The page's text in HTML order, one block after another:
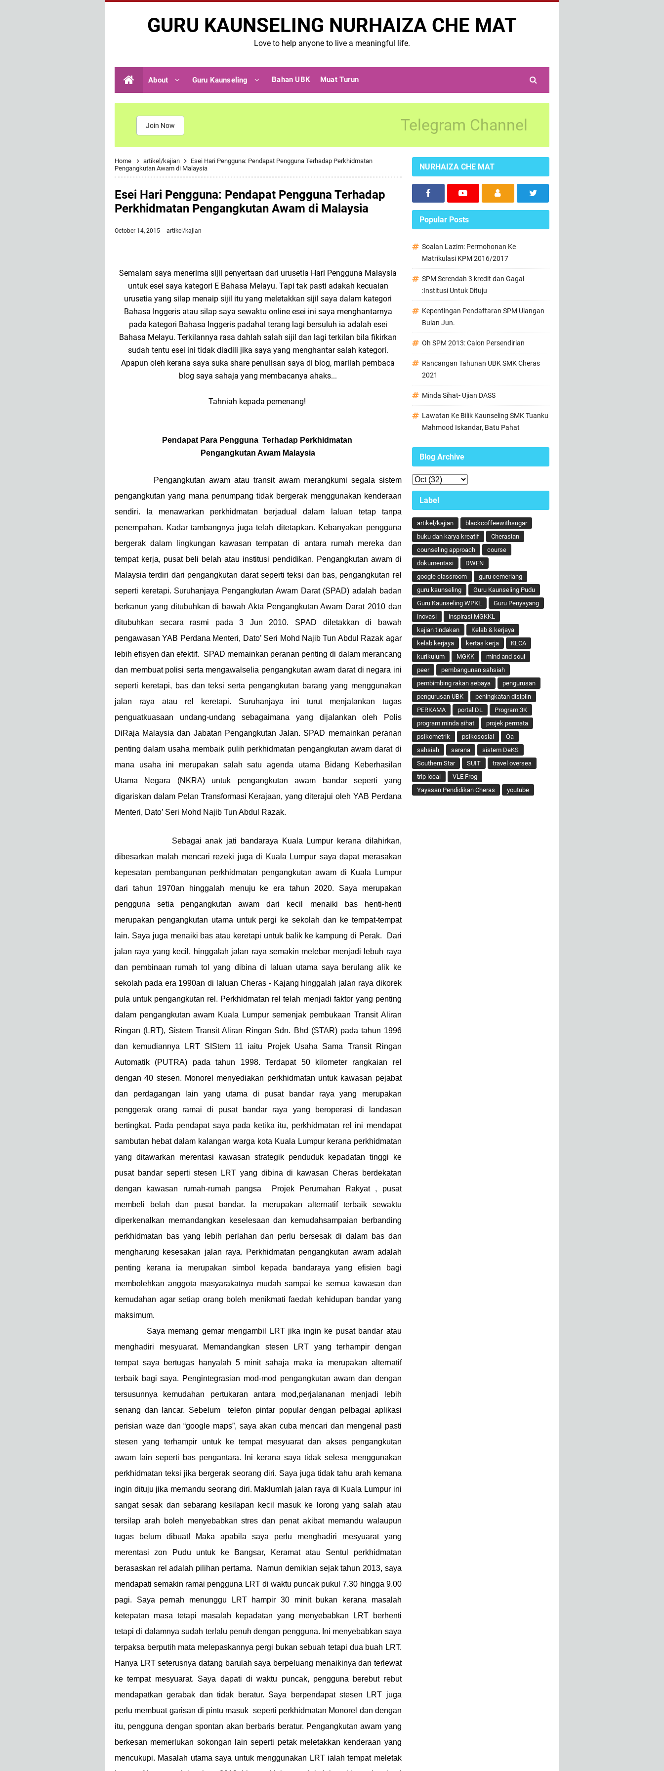
GURU KAUNSELING NURHAIZA CHE MAT
Love to help anyone to live a meaningful life.
About Guru Kaunseling Bahan UBK Muat Turun
Join Now Telegram Channel
Home artikel/kajian
Esei Hari Pengguna: Pendapat Pengguna Terhadap Perkhidmatan
Pengangkutan Awam di Malaysia
Esei Hari Pengguna: Pendapat Pengguna Terhadap
Perkhidmatan Pengangkutan Awam di Malaysia
October 14, 2015 artikel/kajian
Semalam saya menerima sijil penyertaan dari urusetia Hari Pengguna Malaysia
untuk esei saya kategori E Bahasa Melayu. Tapi tak pasti adakah kecuaian
urusetia yang silap menaip sijil itu yang meletakkan sijil saya dalam kategori
Bahasa Inggeris atau silap saya sewaktu online esei ini saya menghantarnya
pada kategori Bahasa Inggeris padahal terang lagi bersuluh ia adalah esei
Bahasa Melayu. Terkilannya rasa dahlah salah sijil dan lagi terkilan bila fikirkan
sudah tentu esei ini tidak diadili jika saya yang menghantar salah kategori.
Apapun oleh kerana saya suka share penulisan saya di blog, marilah pembaca
blog saya sahaja yang membacanya ahaks...
Tahniah kepada pemenang!
Pendapat Para Pengguna Terhadap Perkhidmatan
Pengangkutan Awam Malaysia
Pengangkutan awam atau transit awam merangkumi segala sistem
pengangkutan yang mana penumpang tidak bergerak menggunakan kenderaan
sendiri. Ia menawarkan perkhidmatan berjadual dalam laluan tetap tanpa
penempahan. Kadar tambangnya juga telah ditetapkan. Kebanyakan pengguna
bergerak dalam lingkungan kawasan tempatan di antara rumah mereka dan
tempat kerja, pusat beli belah atau institusi pendidikan. Pengangkutan awam di
Malaysia terdiri dari pengangkutan darat seperti teksi dan bas, pengangkutan rel
seperti keretapi. Suruhanjaya Pengangkutan Awam Darat (SPAD) adalah badan
berkanun yang ditubuhkan di bawah Akta Pengangkutan Awam Darat 2010 dan
ditubuhkan secara rasmi pada 3 Jun 2010. SPAD diletakkan di bawah
pengawasan YAB Perdana Menteri, Dato’ Seri Mohd Najib Tun Abdul Razak agar
lebih efisyen dan efektif. SPAD memainkan peranan penting di dalam merancang
dan membuat polisi serta mengawalselia pengangkutan awam darat di negara ini
seperti keretapi, bas dan teksi serta pengangkutan barang yang menggunakan
jalan raya atau rel keretapi. Suruhanjaya ini turut menjalankan tugas
penguatkuasaan undang-undang sebagaimana yang dijalankan oleh Polis
DiRaja Malaysia dan Jabatan Pengangkutan Jalan. SPAD memainkan peranan
penting dalam usaha membaik pulih perkhidmatan pengangkutan awam darat di
mana usaha ini merupakan salah satu agenda utama Bidang Keberhasilan
Utama Negara (NKRA) untuk pengangkutan awam bandar seperti yang
digariskan dalam Pelan Transformasi Kerajaan, yang diterajui oleh YAB Perdana
Menteri, Dato’ Seri Mohd Najib Tun Abdul Razak.
Sebagai anak jati bandaraya Kuala Lumpur kerana dilahirkan,
dibesarkan malah mencari rezeki juga di Kuala Lumpur saya dapat merasakan
kepesatan pembangunan perkhidmatan pengangkutan awam di Kuala Lumpur
dari tahun 1970an hinggalah menuju ke era tahun 2020. Saya merupakan
pengguna setia pengangkutan awam dari kecil menaiki bas henti-henti
merupakan pengangkutan utama untuk pergi ke sekolah dan ke tempat-tempat
lain. Saya juga menaiki bas atau keretapi untuk balik ke kampung di Perak. Dari
jalan raya yang kecil, hinggalah jalan raya semakin melebar menjadi lebuh raya
dan pembinaan rumah tol yang dibina di laluan utama saya berulang alik ke
sekolah pada era 1990an di laluan Cheras - Kajang hinggalah jalan raya dikorek
pula untuk pengangkutan rel. Perkhidmatan rel telah menjadi faktor yang penting
dalam pengangkutan awam Kuala Lumpur semenjak pembukaan Transit Aliran
Ringan (LRT), Sistem Transit Aliran Ringan Sdn. Bhd (STAR) pada tahun 1996
dan kemudiannya LRT SIStem 11 iaitu Projek Usaha Sama Transit Ringan
Automatik (PUTRA) pada tahun 1998. Terdapat 50 kilometer rangkaian rel
dengan 40 stesen. Monorel menyediakan perkhidmatan untuk kawasan pejabat
dan perdagangan lain yang utama di pusat bandar raya yang merupakan
penggerak orang ramai di pusat bandar raya yang beroperasi di landasan
bertingkat. Pada pendapat saya pada ketika itu, perkhidmatan rel ini mendapat
sambutan hebat dalam kalangan warga kota Kuala Lumpur kerana perkhidmatan
yang ditawarkan merentasi kawasan strategik penduduk kepadatan tinggi ke
pusat bandar seperti stesen LRT yang dibina di kawasan Cheras berdekatan
dengan kawasan rumah-rumah pangsa Projek Perumahan Rakyat , pusat
membeli belah dan pusat bandar. Ia merupakan alternatif terbaik sewaktu
diperkenalkan memandangkan keselesaan dan kemudahsampaian berbanding
perkhidmatan bas yang lebih perlahan dan perlu bersesak di dalam bas dan
mengharung kesesakan jalan raya. Perkhidmatan pengangkutan awam adalah
penting kerana ia merupakan simbol kepada bandaraya yang efisien bagi
membolehkan anggota masyarakatnya mudah sampai ke semua kawasan dan
kemudahan agar setiap orang boleh menikmati faedah kehidupan bandar yang
maksimum.
Saya memang gemar mengambil LRT jika ingin ke pusat bandar atau
menghadiri mesyuarat. Memandangkan stesen LRT yang terhampir dengan
tempat saya bertugas hanyalah 5 minit sahaja maka ia merupakan alternatif
terbaik bagi saya. Pengintegrasian mod-mod pengangkutan awam dan dengan
tersusunnya kemudahan pertukaran antara mod,perjalananan menjadi lebih
senang dan lancar. Sebelum telefon pintar popular dengan pelbagai aplikasi
perisian waze dan “google maps”, saya akan cuba mencari dan mengenal pasti
stesen yang terhampir untuk ke tempat mesyuarat dan akses pengangkutan
awam lain seperti bas pengantara. Ini kerana saya tidak selesa menggunakan
perkhidmatan teksi jika bergerak seorang diri. Saya juga tidak tahu arah kemana
ingin dituju jika memandu seorang diri. Maklumlah jalan raya di Kuala Lumpur ini
sangat sesak dan sebarang kesilapan kecil masuk ke lorong yang salah atau
tersilap arah boleh menyebabkan stres dan penat akibat memandu walaupun
tugas belum dibuat! Maka apabila saya perlu menghadiri mesyuarat yang
merentasi zon Pudu untuk ke Bangsar, Keramat atau Sentul perkhidmatan
berasaskan rel adalah pilihan pertama. Namun demikian sejak tahun 2013, saya
mendapati semakin ramai pengguna LRT di waktu puncak pukul 7.30 hingga 9.00
pagi. Saya pernah menunggu LRT hampir 30 minit bukan kerana masalah
ketepatan masa tetapi masalah kepadatan yang menyebabkan LRT berhenti
tetapi di dalamnya sudah terlalu penuh dengan pengguna. Ini menyebabkan saya
terpaksa berputih mata melepaskannya pergi bukan sebuah tetapi dua buah LRT.
Hanya LRT seterusnya datang barulah saya berpeluang menaikinya dan terlewat
ke tempat mesyuarat. Saya dapati di waktu puncak, pengguna berebut rebut
mendapatkan gerabak dan tidak beratur. Saya berpendapat stesen LRT juga
perlu membuat garisan di pintu masuk seperti perkhidmatan Monorel dan dengan
itu, pengguna dengan spontan akan berbaris beratur. Pengangkutan awam yang
berkesan memerlukan sokongan lain seperti petak meletakkan kenderaan yang
mencukupi. Masalah utama saya untuk menggunakan LRT ialah tempat meletak
NURHAIZA CHE MAT
Popular Posts
Soalan Lazim: Permohonan Ke
Matrikulasi KPM 2016/2017
SPM Serendah 3 kredit dan Gagal
:Institusi Untuk Dituju
Kepentingan Pendaftaran SPM Ulangan
Bulan Jun.
Oh SPM 2013: Calon Persendirian
Rancangan Tahunan UBK SMK Cheras
2021
Minda Sihat- Ujian DASS
Lawatan Ke Bilik Kaunseling SMK Tuanku
Mahmood Iskandar, Batu Pahat
Blog Archive
Label
artikel/kajian
blackcoffeewithsugar
buku dan karya kreatif
Cherasian
counseling approach
course
dokumentasi
DWEN
google classroom
guru cemerlang
guru kaunseling
Guru Kaunseling Pudu
Guru Kaunseling WPKL
Guru Penyayang
inovasi
inspirasi MGKKL
kajian tindakan
Kelab & kerjaya
kelab kerjaya
kertas kerja
KLCA
kurikulum
MGKK
mind and soul
peer
pembangunan sahsiah
pembimbing rakan sebaya
pengurusan
pengurusan UBK
peningkatan disiplin
PERKAMA
portal DL
Program 3K
program minda sihat
projek permata
psikometrik
psikososial
Qa
sahsiah
sarana
sistem DeKS
Southern Star
SUIT
travel oversea
trip local
VLE Frog
Yayasan Pendidikan Cheras
youtube